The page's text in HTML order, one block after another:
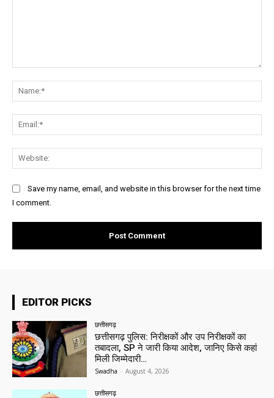
Save my name, email, and website in this browser for the next time
I comment.
EDITOR PICKS
छत्तीसगढ़
छत्तीसगढ़ पुलिस: निरीक्षकों और उप निरीक्षकों का
तबादला, SP ने जारी किया आदेश, जानिए किसे कहां
मिली जिम्मेदारी…
Swadha - August 4, 2026
छत्तीसगढ़